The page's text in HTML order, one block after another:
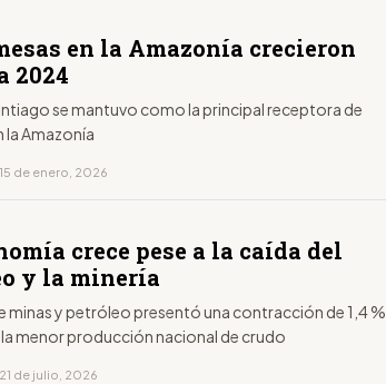
en la Amazonía crecieron
2024
se mantuvo como la principal receptora de
la Amazonía
de enero, 2026
crece pese a la caída del
y la minería
minas y petróleo presentó una contracción de 1,4 %,
menor producción nacional de crudo
de julio, 2026